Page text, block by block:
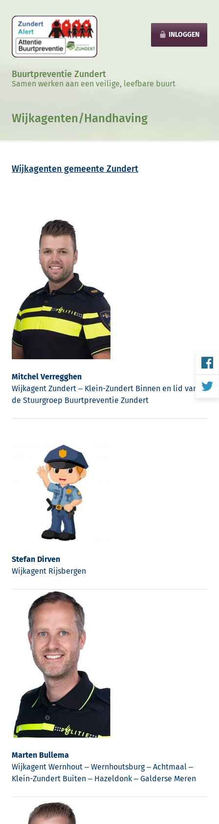
INLOGGEN
Buurtpreventie Zundert
Samen werken aan een veilige, leefbare buurt
Wijkagenten/Handhaving
Wijkagenten gemeente Zundert
Mitchel Verregghen
Wijkagent Zundert – Klein-Zundert Binnen en lid van
de Stuurgroep Buurtpreventie Zundert
Stefan Dirven
Wijkagent Rijsbergen
Marten Bullema
Wijkagent Wernhout – Wernhoutsburg – Achtmaal –
Klein-Zundert Buiten – Hazeldonk – Galderse Meren